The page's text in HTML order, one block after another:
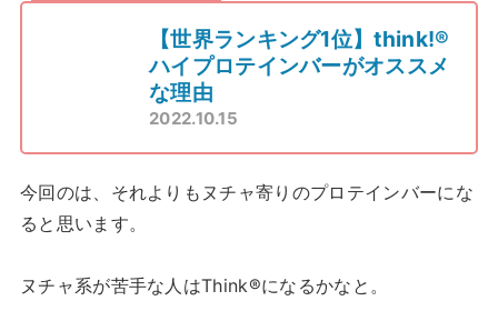
【世界ランキング1位】think!®
ハイプロテインバーがオススメ
な理由
2022.10.15
今回のは、それよりもヌチャ寄りのプロテインバーにな
ると思います。
ヌチャ系が苦手な人はThink®になるかなと。